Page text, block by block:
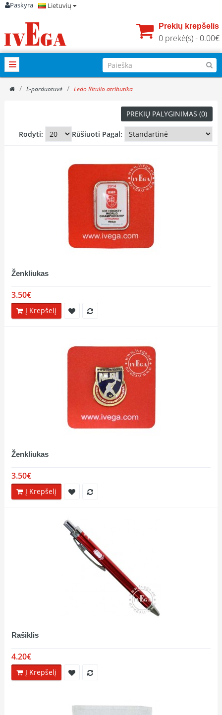
Paskyra Lietuvių
Prekių krepšelis
0 prekė(s) - 0.00€
E-parduotuvė Ledo Ritulio atributika
PREKIŲ PALYGINIMAS (0)
Rūšiuoti Pagal:
Rodyti:
Ženkliukas
3.50€
Į Krepšelį
Ženkliukas
3.50€
Į Krepšelį
Rašiklis
4.20€
Į Krepšelį